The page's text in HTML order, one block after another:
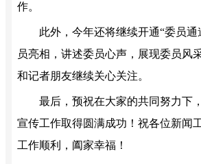
作。
此外，今年还将继续开通“委员通
员亮相，讲述委员心声，展现委员风
和记者朋友继续关心关注。
最后，预祝在大家的共同努力下
宣传工作取得圆满成功！祝各位新闻
工作顺利，阖家幸福！